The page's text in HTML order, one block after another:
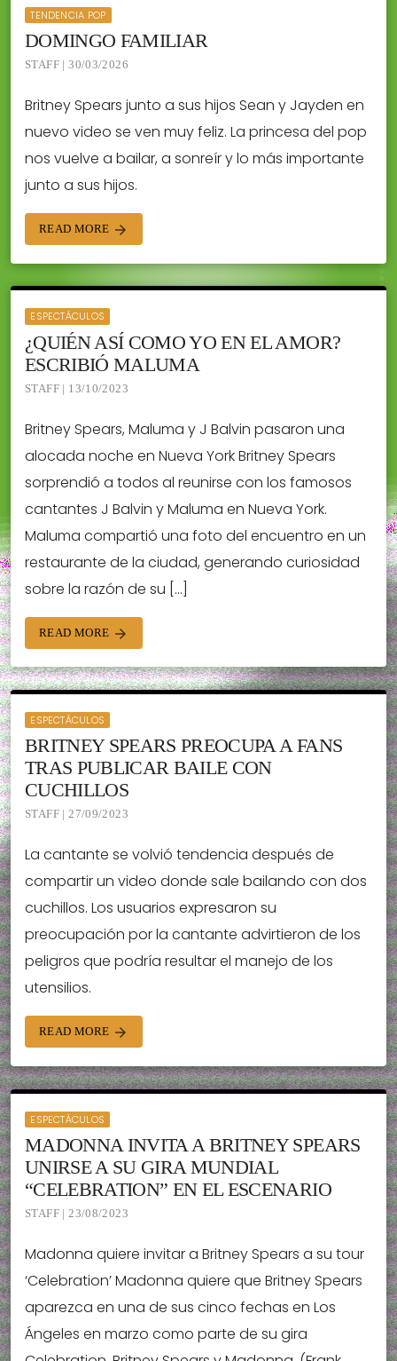
TENDENCIA POP
DOMINGO FAMILIAR
STAFF | 30/03/2026
Britney Spears junto a sus hijos Sean y Jayden en
nuevo video se ven muy feliz. La princesa del pop
nos vuelve a bailar, a sonreír y lo más importante
junto a sus hijos.
READ MORE arrow_forward
ESPECTÁCULOS
¿QUIÉN ASÍ COMO YO EN EL AMOR?
ESCRIBIÓ MALUMA
STAFF | 13/10/2023
Britney Spears, Maluma y J Balvin pasaron una
alocada noche en Nueva York Britney Spears
sorprendió a todos al reunirse con los famosos
cantantes J Balvin y Maluma en Nueva York.
Maluma compartió una foto del encuentro en un
restaurante de la ciudad, generando curiosidad
sobre la razón de su […]
READ MORE arrow_forward
ESPECTÁCULOS
BRITNEY SPEARS PREOCUPA A FANS
TRAS PUBLICAR BAILE CON
CUCHILLOS
STAFF | 27/09/2023
La cantante se volvió tendencia después de
compartir un video donde sale bailando con dos
cuchillos. Los usuarios expresaron su
preocupación por la cantante advirtieron de los
peligros que podría resultar el manejo de los
utensilios.
READ MORE arrow_forward
ESPECTÁCULOS
MADONNA INVITA A BRITNEY SPEARS
UNIRSE A SU GIRA MUNDIAL
“CELEBRATION” EN EL ESCENARIO
STAFF | 23/08/2023
Madonna quiere invitar a Britney Spears a su tour
‘Celebration’ Madonna quiere que Britney Spears
aparezca en una de sus cinco fechas en Los
Ángeles en marzo como parte de su gira